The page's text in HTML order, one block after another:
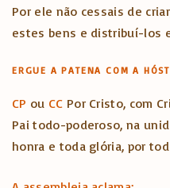
Por ele não cessais de
estes bens e distribuí-los
ERGUE A PATENA COM A
CP ou CC Por Cristo, com
Pai todo-poderoso, na
honra e toda glória, por